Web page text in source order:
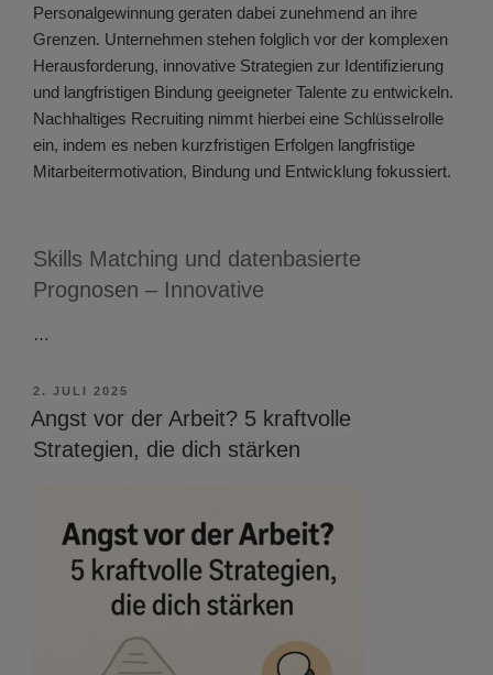
Personalgewinnung geraten dabei zunehmend an ihre
Grenzen. Unternehmen stehen folglich vor der komplexen
Herausforderung, innovative Strategien zur Identifizierung
und langfristigen Bindung geeigneter Talente zu entwickeln.
Nachhaltiges Recruiting nimmt hierbei eine Schlüsselrolle
ein, indem es neben kurzfristigen Erfolgen langfristige
Mitarbeitermotivation, Bindung und Entwicklung fokussiert.
Skills Matching und datenbasierte
Prognosen – Innovative
…
VERÖFFENTLICHT
AM
2. JULI 2025
Angst vor der Arbeit? 5 kraftvolle
Strategien, die dich stärken